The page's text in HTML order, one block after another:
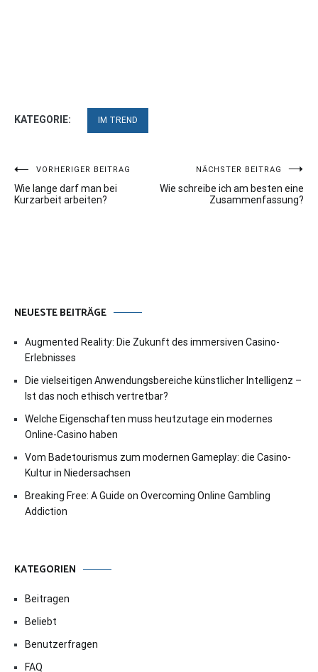
KATEGORIE: IM TREND
Beitragsnavigation
VORHERIGER BEITRAG
Wie lange darf man bei
Kurzarbeit arbeiten?
NÄCHSTER BEITRAG
Wie schreibe ich am besten eine
Zusammenfassung?
NEUESTE BEITRÄGE
Augmented Reality: Die Zukunft des immersiven Casino-
Erlebnisses
Die vielseitigen Anwendungsbereiche künstlicher Intelligenz –
Ist das noch ethisch vertretbar?
Welche Eigenschaften muss heutzutage ein modernes
Online-Casino haben
Vom Badetourismus zum modernen Gameplay: die Casino-
Kultur in Niedersachsen
Breaking Free: A Guide on Overcoming Online Gambling
Addiction
KATEGORIEN
Beitragen
Beliebt
Benutzerfragen
FAQ